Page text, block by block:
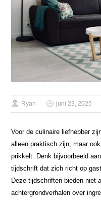
Ryan juni 23, 2025
Voor de culinaire liefhebber
alleen praktisch zijn, maar
prikkelt. Denk bijvoorbeeld
tijdschrift dat zich richt op
Deze tijdschriften bieden niet
achtergrondverhalen over